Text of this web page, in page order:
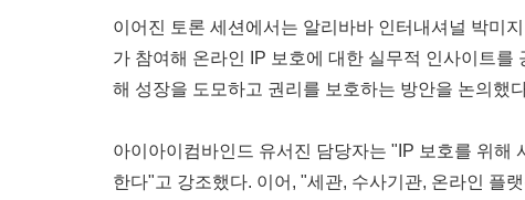
이어진 토론 세션에서는 알리바바 인터내셔널 박미
가 참여해 온라인 IP 보호에 대한 실무적 인사이트
해 성장을 도모하고 권리를 보호하는 방안을 논의했
아이아이컴바인드 유서진 담당자는 "IP 보호를 위해
한다"고 강조했다. 이어, "세관, 수사기관, 온라인 플